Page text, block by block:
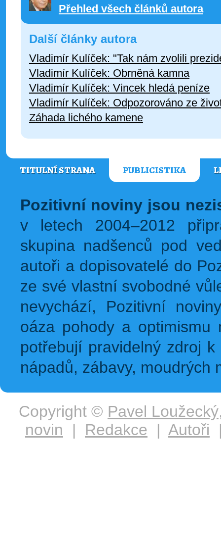
Přehled všech článků autora
Další články autora
Vladimír Kulíček: "Tak nám zvolili
Vladimír Kulíček: Obrněná kamna
Vladimír Kulíček: Vincek hledá peníze
Vladimír Kulíček: Odpozorováno ze
Záhada lichého kamene
TITULNÍ STRANA PUBLICISTIKA
Pozitivní noviny jsou
v letech 2004–2012
skupina nadšenců pod
autoři a dopisovatelé do
ze své vlastní svobodné
nevychází, Pozitivní
oáza pohody a
potřebují pravidelný zdroj
nápadů, zábavy, moudrých
Copyright © Pavel Loužecký
novin | Redakce | Autoři